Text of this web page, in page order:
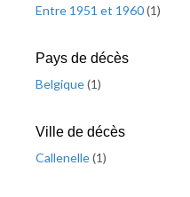
Entre 1951 et 1960(1)
Pays de décès
Belgique(1)
Ville de décès
Callenelle(1)